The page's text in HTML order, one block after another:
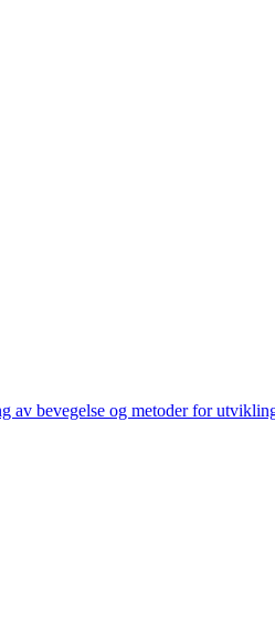
av bevegelse og metoder for